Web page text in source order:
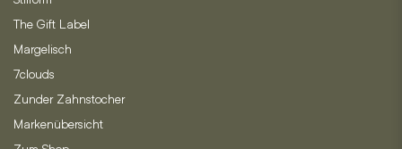
The Gift Label
Margelisch
7clouds
Zunder Zahnstocher
Markenübersicht